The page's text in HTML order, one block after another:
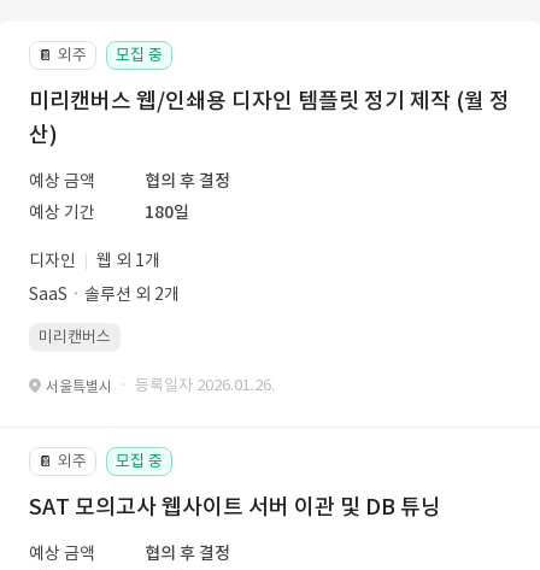
📔 외주 모집 중
미리캔버스 웹/인쇄용 디자인 템플릿 정기 제작 (월 정
산)
예상 금액
협의 후 결정
예상 기간
180일
디자인
웹 외 1개
SaaSㆍ솔루션 외 2개
미리캔버스
서울특별시 · 등록일자 2026.01.26.
📔 외주 모집 중
SAT 모의고사 웹사이트 서버 이관 및 DB 튜닝
예상 금액
협의 후 결정